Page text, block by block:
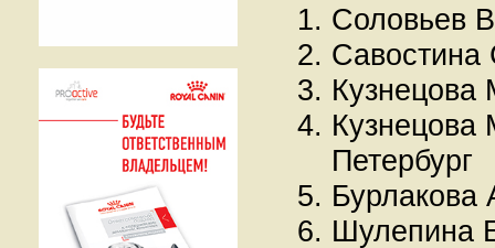
Соловьев
Савостина
Кузнецова
Петербург
Шулепина